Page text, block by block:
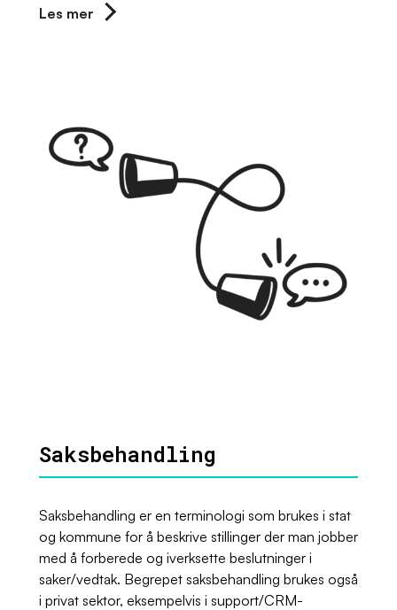
Les mer
Saksbehandling
Saksbehandling er en terminologi som brukes i stat
og kommune for å beskrive stillinger der man jobber
med å forberede og iverksette beslutninger i
saker/vedtak. Begrepet saksbehandling brukes også
i privat sektor, eksempelvis i support/CRM-